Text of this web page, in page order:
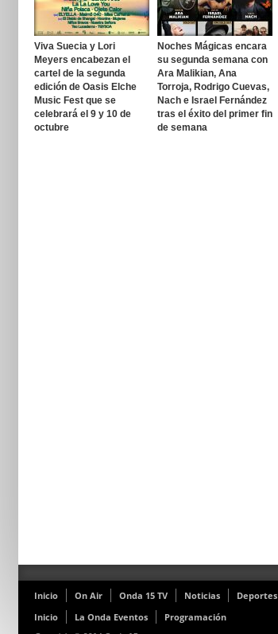
Viva Suecia y Lori
Meyers encabezan el
cartel de la segunda
edición de Oasis Elche
Music Fest que se
celebrará el 9 y 10 de
octubre
Noches Mágicas encara
su segunda semana con
Ara Malikian, Ana
Torroja, Rodrigo Cuevas,
Nach e Israel Fernández
tras el éxito del primer fin
de semana
Inicio On Air Onda 15 TV Noticias Deportes
Inicio
La Onda Eventos Programación